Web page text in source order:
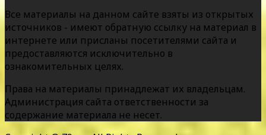
Все материалы на данном сайте взяты из открытых
источников - имеют обратную ссылку на материал в
интернете или присланы посетителями сайта и
предоставляются исключительно в
ознакомительных целях.
Права на материалы принадлежат их владельцам.
Администрация сайта ответственности за
содержание материала не несет.